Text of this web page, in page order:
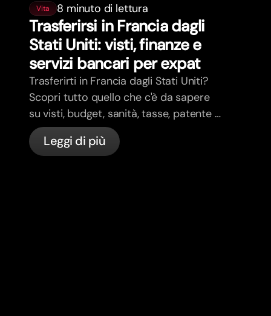
Vita 8 minuto di lettura
Trasferirsi in Francia dagli
Stati Uniti: visti, finanze e
servizi bancari per expat
Trasferirti in Francia dagli Stati Uniti?
Scopri tutto quello che c'è da sapere
su visti, budget, sanità, tasse, patente e
servizi bancari per expat in Francia con
bunq.Leggi di più